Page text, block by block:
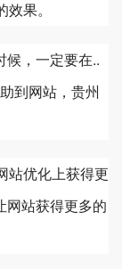
果。
候，一定要在..
到网站， 贵州
站优化上获得更
网站获得更多的